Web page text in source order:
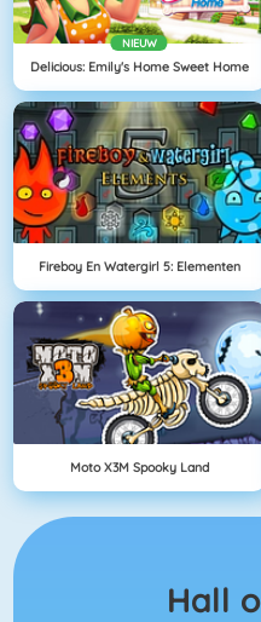
NIEUW
Delicious: Emily's Home Sweet Home
Fireboy En Watergirl 5: Elementen
Moto X3M Spooky Land
Hall